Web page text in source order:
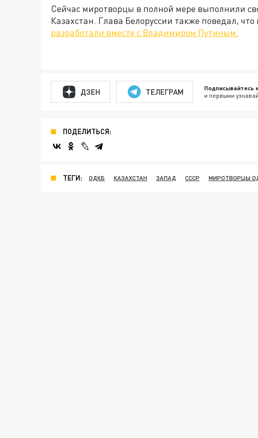
Сейчас миротворцы в полной мере выполнили
Казахстан. Глава Белоруссии также поведал, что
разработали вместе с Владимиром Путиным.
ДЗЕН ТЕЛЕГРАМ Подписывайтесь
и первыми
ПОДЕЛИТЬСЯ:
ТЕГИ: ОДКБ КАЗАХСТАН ЗАПАД СССР МИРОТВОРЦЫ